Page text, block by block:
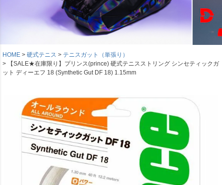
HOME 硬式テニス
テニスガット（単張り）
【SALE★在庫限り】プリンス(prince) 硬式テニスストリング シンセティックガ
ット ディーエフ 18 (Synthetic Gut DF 18) 1.15mm